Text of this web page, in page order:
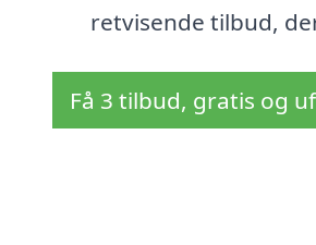
retvisende tilbud,
Få 3 tilbud, gratis og